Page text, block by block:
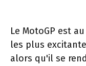
Le MotoGP est
les plus
alors qu'il se